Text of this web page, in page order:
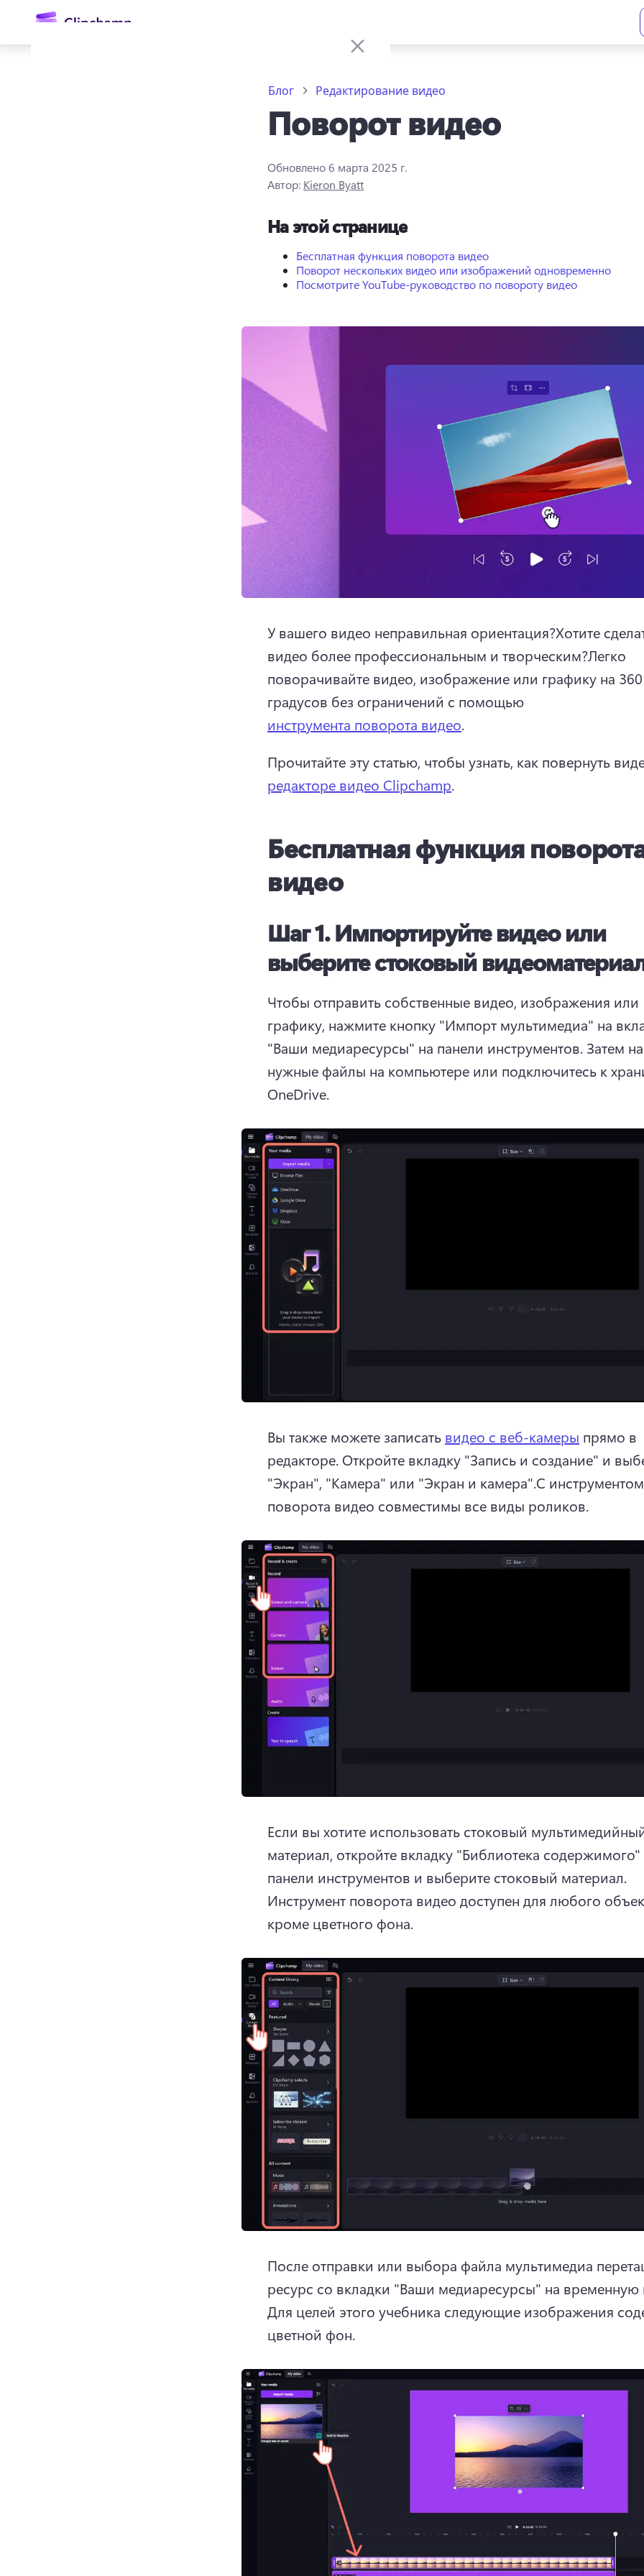
содержимому
Блог Редактирование видео
Поворот видео
Обновлено6 марта 2025 г.
Автор: Kieron Byatt
На этой странице
Бесплатная функция поворота видео
Поворот нескольких видео или изображений одновременно
Посмотрите YouTube-руководство по повороту видео
У вашего видео неправильная ориентация?Хотите
видео более профессиональным и творческим?Легко
поворачивайте видео, изображение или графику на 360
градусов без ограничений с помощью
инструмента поворота видео.
Прочитайте эту статью, чтобы узнать, как повернуть
редакторе видео Clipchamp.
Бесплатная функция
видео
Шаг 1.Импортируйте видео или
выберите стоковый
Чтобы отправить собственные видео, изображения или
графику, нажмите кнопку "Импорт мультимедиа" на
"Ваши медиаресурсы" на панели инструментов. Затем
нужные файлы на компьютере или подключитесь к
OneDrive.
Вы также можете записать видео с веб-камеры прямо в
редакторе. Откройте вкладку "Запись и создание" и
"Экран", "Камера" или "Экран и камера".С инструментом
поворота видео совместимы все виды роликов.
Если вы хотите использовать стоковый
материал, откройте вкладку "Библиотека содержимого"
Инструмент поворота видео доступен для любого
кроме цветного фона.
После отправки или выбора файла мультимедиа
Для целей этого учебника следующие изображения
цветной фон.